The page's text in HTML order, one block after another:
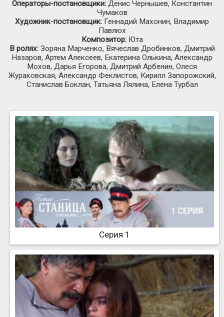
Операторы-постановщики: Денис Чернышев, Константин
Чумаков
Художник-постановщик: Геннадий Махонин, Владимир
Павлюх
Композитор:Юта
В ролях: Зоряна Марченко, Вячеслав Дробинков, Дмитрий
Назаров, Артем Алексеев, Екатерина Олькина, Александр
Мохов, Дарья Егорова, Дмитрий Арбенин, Олеся
Жураковская, Александр Феклистов, Кирилл Запорожский,
Станислав Боклан, Татьяна Лялина, Елена Турбал
Серия 1